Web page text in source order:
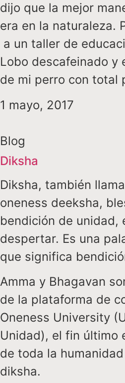
dijo que la mejor
era en la naturaleza.
a un taller de
Lobo descafeinado y
de mi perro con total
1 mayo, 2017
Blog
Diksha
Diksha, también
oneness deeksha,
bendición de unidad,
despertar. Es una
que significa
Amma y Bhagavan
de la plataforma de
Oneness University
Unidad), el fin último
de toda la
diksha.